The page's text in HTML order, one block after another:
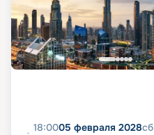
18:0005 февраля 2028сб